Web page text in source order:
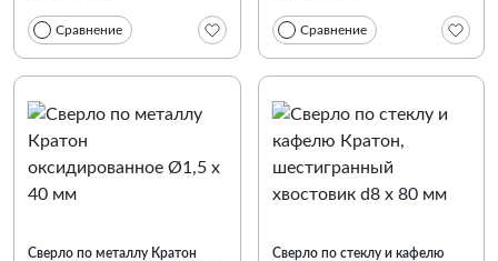
Сравнение Сравнение
Сверло по металлу Кратон
Сверло по стеклу и кафелю